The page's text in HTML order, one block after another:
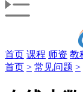
首页 课程 师资 教
首页 > 常见问题 >